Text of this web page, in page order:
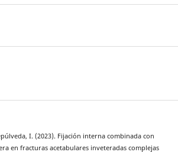
I. (2023). Fijación interna combinada con
en fracturas acetabulares inveteradas complejas